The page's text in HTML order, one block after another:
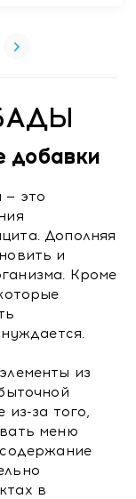
добавки
— это
Дополняя
и
Кроме
из
из-за того,
меню
в